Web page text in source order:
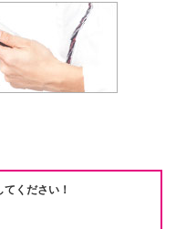
ください！